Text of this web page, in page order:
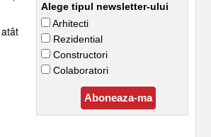
Alege tipul newsletter-ului
Arhitecti
Rezidential
Constructori
Colaboratori